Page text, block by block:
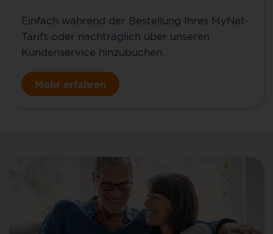
Einfach während der Bestellung Ihres MyNet-
Tarifs oder nachträglich über unseren
Kundenservice hinzubuchen.
Mehr erfahren